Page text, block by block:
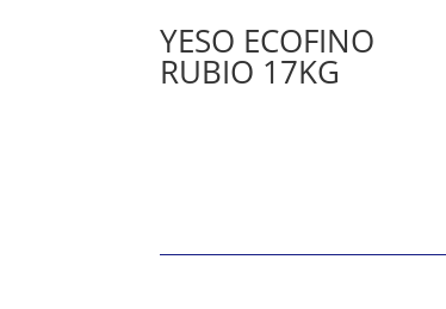
YESO ECOFINO
RUBIO 17KG